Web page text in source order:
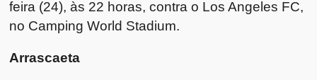
feira (24), às 22 horas, contra o Los Angeles FC,
no Camping World Stadium.
Arrascaeta